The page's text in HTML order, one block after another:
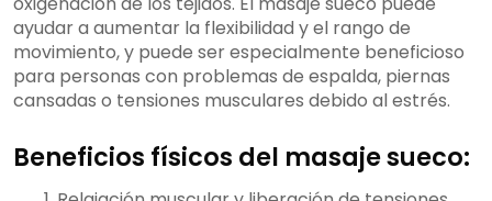
ayudar a aumentar la flexibilidad y el rango de
movimiento, y puede ser especialmente beneficioso
para personas con problemas de espalda, piernas
cansadas o tensiones musculares debido al estrés.
Beneficios físicos del masaje sueco: